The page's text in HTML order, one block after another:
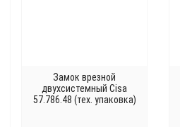
Замок врезной
двухсистемный Cisa
57.786.48 (тех. упаковка)